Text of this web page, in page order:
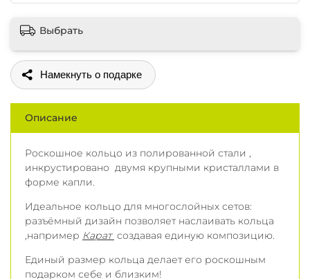
Выбрать
Поделиться
Описание
Роскошное кольцо из полированной стали ,
инкрустировано двумя крупными кристаллами в
форме капли.
Идеальное кольцо для многослойных сетов:
разъёмный дизайн позволяет наслаивать кольца
,например Карат создавая единую композицию.
Единый размер кольца делает его роскошным
подарком себе и близким!